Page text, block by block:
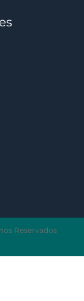
Reservados